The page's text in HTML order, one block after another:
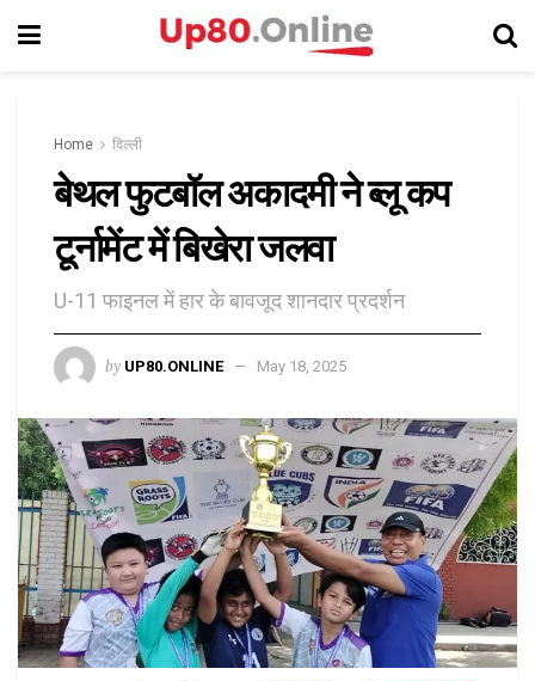
Home दिल्ली
बेथल फुटबॉल अकादमी ने ब्लू कप
टूर्नामेंट में बिखेरा जलवा
U-11 फाइनल में हार के बावजूद शानदार प्रदर्शन
by UP80.ONLINE May 18, 2025